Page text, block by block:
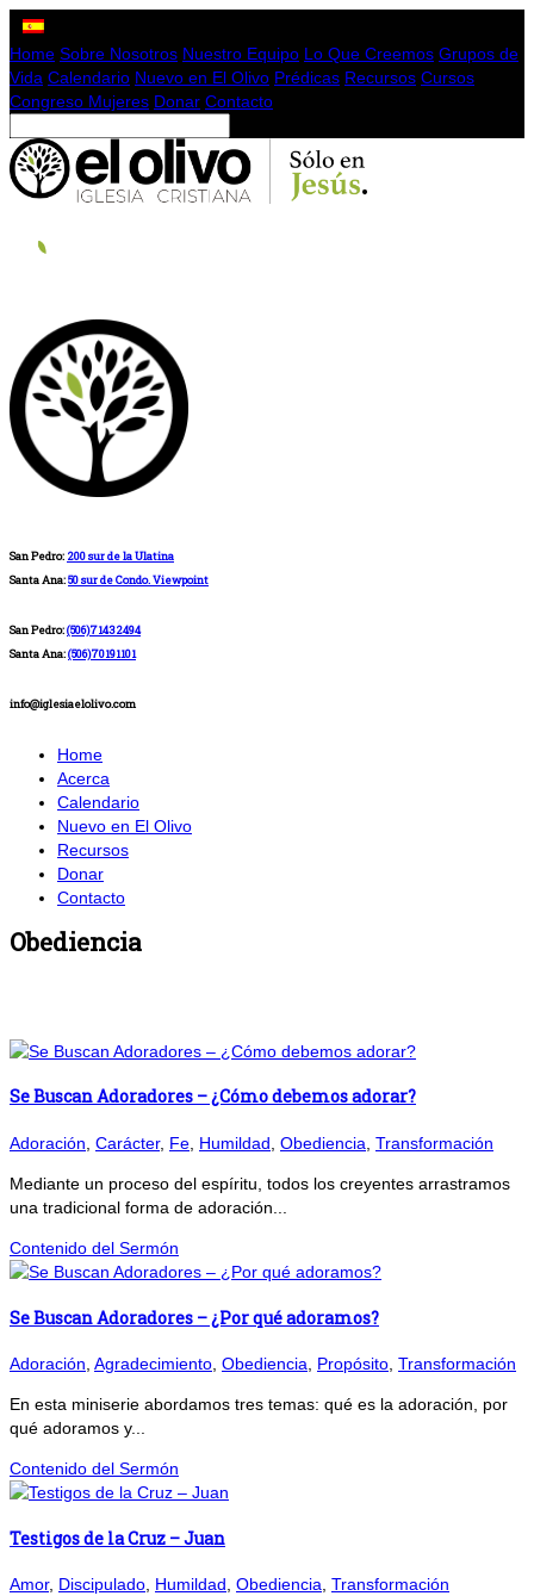
Home Sobre Nosotros Nuestro Equipo Lo Que Creemos Grupos de
Vida Calendario Nuevo en El Olivo Prédicas Recursos Cursos
Congreso Mujeres Donar Contacto
San Pedro: 200 sur de la Ulatina
Santa Ana:50 sur de Condo. Viewpoint
San Pedro:(506)71432494
Santa Ana:(506)70191101
info@iglesiaelolivo.com
Home
Acerca
Calendario
Nuevo en El Olivo
Recursos
Donar
Contacto
Obediencia
Se Buscan Adoradores – ¿Cómo debemos adorar?
Adoración Carácter, Fe Humildad Obediencia Transformación
Mediante un proceso del espíritu, todos los creyentes arrastramos
una tradicional forma de adoración...
Contenido del Sermón
Se Buscan Adoradores – ¿Por qué adoramos?
Adoración Agradecimiento Obediencia Propósito Transformación
En esta miniserie abordamos tres temas: qué es la adoración, por
qué adoramos y...
Contenido del Sermón
Testigos de la Cruz – Juan
Amor, Discipulado, Humildad, Obediencia, Transformación